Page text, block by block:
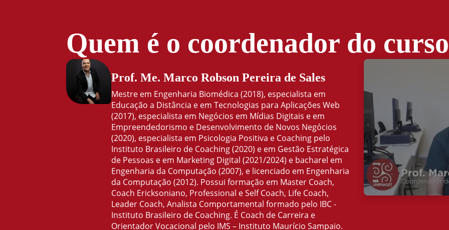
Quem é o coordenador do
Prof. Me. Marco Robson Pereira de Sales
Mestre em Engenharia Biomédica (2018), especialista em
Educação a Distância e em Tecnologias para Aplicações Web
(2017), especialista em Negócios em Mídias Digitais e em
Empreendedorismo e Desenvolvimento de Novos Negócios
(2020), especialista em Psicologia Positiva e Coaching pelo
Instituto Brasileiro de Coaching (2020) e em Gestão Estratégica
de Pessoas e em Marketing Digital (2021/2024) e bacharel em
Engenharia da Computação (2007), e licenciado em Engenharia
da Computação (2012). Possui formação em Master Coach,
Coach Ericksoniano, Professional e Self Coach, Life Coach,
Leader Coach, Analista Comportamental formado pelo IBC -
Instituto Brasileiro de Coaching. É Coach de Carreira e
Orientador Vocacional pelo IMS – Instituto Maurício Sampaio.